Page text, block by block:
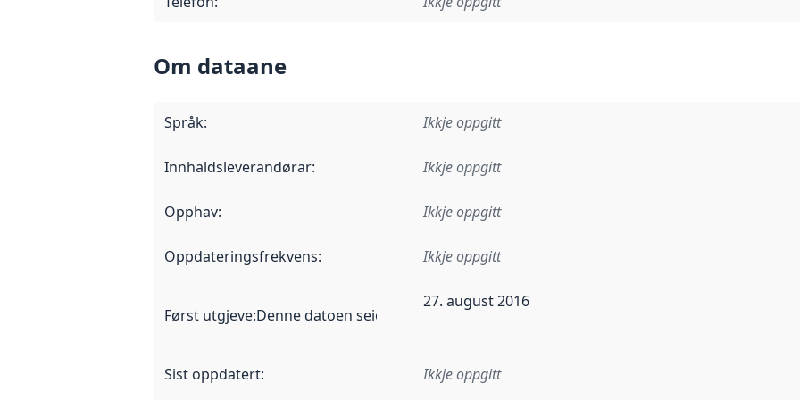
Om dataane
Språk: Ikkje oppgitt
Innhaldsleverandørar: Ikkje oppgitt
Opphav: Ikkje oppgitt
Oppdateringsfrekvens: Ikkje oppgitt
Først utgjeve:Denne datoen seier når dataa i dette datasettet først blei utgitt. Det kan ha
27. august 2016
Sist oppdatert: Ikkje oppgitt